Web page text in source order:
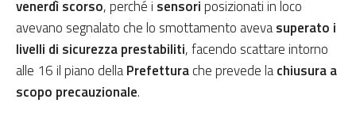
venerdì scorso, perché i sensoriposizionati in loco
avevano segnalato che lo smottamento avevasuperato i
livelli di sicurezzaprestabiliti, facendo scattare intorno
alle 16 il piano dellaPrefetturache prevede lachiusura a
scopo precauzionale.